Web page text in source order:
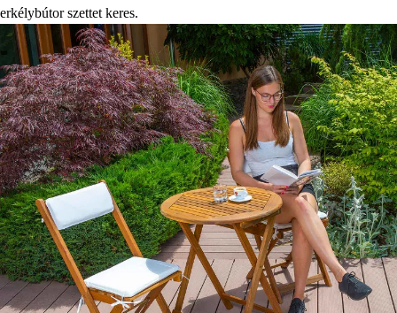
erkélybútor szettet keres.